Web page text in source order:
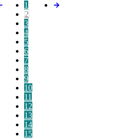
1
2
3
4
5
6
7
8
9
10
11
12
13
14
15